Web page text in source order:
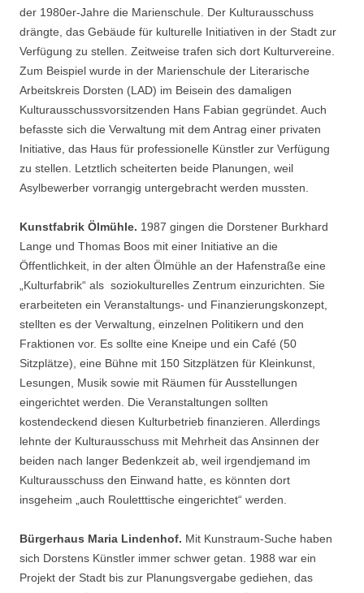
der 1980er-Jahre die Marienschule. Der Kulturausschuss
drängte, das Gebäude für kulturelle Initiativen in der Stadt zur
Verfügung zu stellen. Zeitweise trafen sich dort Kulturvereine.
Zum Beispiel wurde in der Marienschule der Literarische
Arbeitskreis Dorsten (LAD) im Beisein des damaligen
Kulturausschussvorsitzenden Hans Fabian gegründet. Auch
befasste sich die Verwaltung mit dem Antrag einer privaten
Initiative, das Haus für professionelle Künstler zur Verfügung
zu stellen. Letztlich scheiterten beide Planungen, weil
Asylbewerber vorrangig untergebracht werden mussten.
Kunstfabrik Ölmühle. 1987 gingen die Dorstener Burkhard
Lange und Thomas Boos mit einer Initiative an die
Öffentlichkeit, in der alten Ölmühle an der Hafenstraße eine
„Kulturfabrik“ als soziokulturelles Zentrum einzurichten. Sie
erarbeiteten ein Veranstaltungs- und Finanzierungskonzept,
stellten es der Verwaltung, einzelnen Politikern und den
Fraktionen vor. Es sollte eine Kneipe und ein Café (50
Sitzplätze), eine Bühne mit 150 Sitzplätzen für Kleinkunst,
Lesungen, Musik sowie mit Räumen für Ausstellungen
eingerichtet werden. Die Veranstaltungen sollten
kostendeckend diesen Kulturbetrieb finanzieren. Allerdings
lehnte der Kulturausschuss mit Mehrheit das Ansinnen der
beiden nach langer Bedenkzeit ab, weil irgendjemand im
Kulturausschuss den Einwand hatte, es könnten dort
insgeheim „auch Rouletttische eingerichtet“ werden.
Bürgerhaus Maria Lindenhof. Mit Kunstraum-Suche haben
sich Dorstens Künstler immer schwer getan. 1988 war ein
Projekt der Stadt bis zur Planungsvergabe gediehen, das